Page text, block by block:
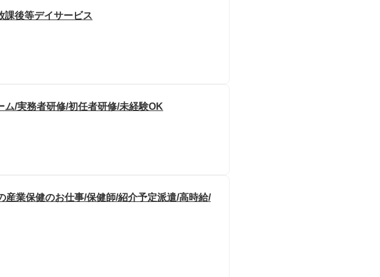
課後等デイサービス
/実務者研修/初任者研修/未経験OK
業保健のお仕事/保健師/紹介予定派遣/高時給/